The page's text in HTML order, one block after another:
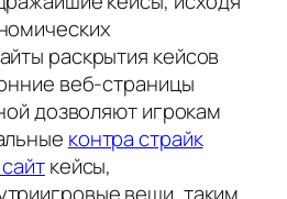
раскрытия кейсов
веб-страницы
дозволяют игрокам
контра страйк
кейсы,
вещи, таким